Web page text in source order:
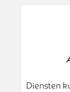
Diensten